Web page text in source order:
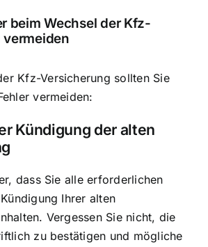
beim Wechsel der Kfz-
Kfz-Versicherung sollten Sie
vermeiden:
Kündigung der alten
dass Sie alle erforderlichen
Ihrer alten
Vergessen Sie nicht, die
zu bestätigen und mögliche